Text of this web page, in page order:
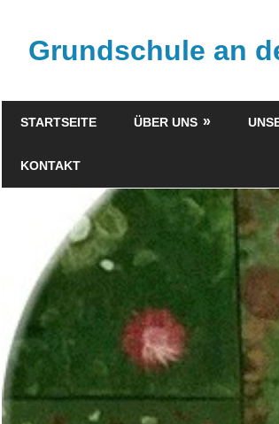
springenGrundschule an
STARTSEITE ÜBER UNS
KONTAKT